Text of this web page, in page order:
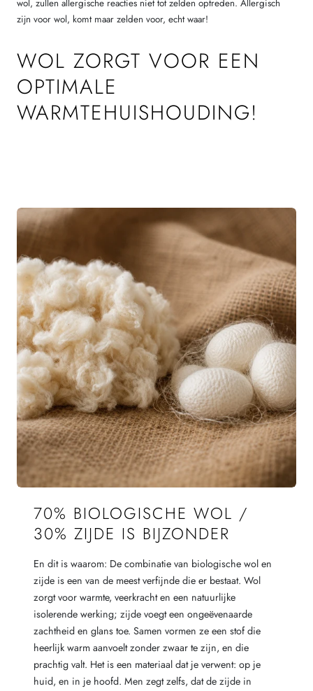
wol, zullen allergische reacties niet tot zelden optreden. Allergisch
zijn voor wol, komt maar zelden voor, echt waar!
WOL ZORGT VOOR EEN
OPTIMALE
WARMTEHUISHOUDING!
70% BIOLOGISCHE WOL /
30% ZIJDE IS BIJZONDER
En dit is waarom: De combinatie van biologische wol en
zijde is een van de meest verfijnde die er bestaat. Wol
zorgt voor warmte, veerkracht en een natuurlijke
isolerende werking; zijde voegt een ongeëvenaarde
zachtheid en glans toe. Samen vormen ze een stof die
heerlijk warm aanvoelt zonder zwaar te zijn, en die
prachtig valt. Het is een materiaal dat je verwent: op je
huid, en in je hoofd. Men zegt zelfs, dat de zijde in